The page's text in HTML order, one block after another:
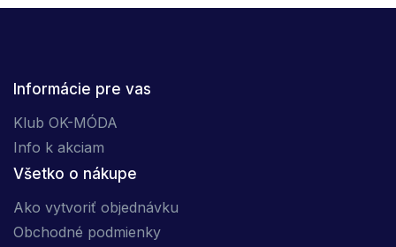
Informácie pre vas
Klub OK-MÓDA
Info k akciam
Všetko o nákupe
Ako vytvoriť objednávku
Obchodné podmienky